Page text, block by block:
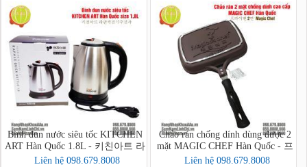
Bình đun nước siêu tốc KITCHEN
ART Hàn Quốc 1.8L - 키친아트 라
팔퀵전기주전자
Liên hệ 098.679.8008
Chảo rán chống dính dùng được 2
mặt MAGIC CHEF Hàn Quốc - 프
라이팬 2면 Magic Chef
Liên hệ 098.679.8008